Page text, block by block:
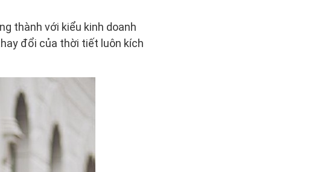
thành với kiểu kinh doanh
đổi của thời tiết luôn kích